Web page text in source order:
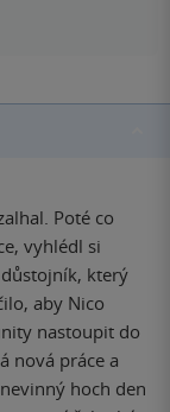
Poté co
vyhlédl si
který
aby Nico
nastoupit do
nová práce a
hoch den